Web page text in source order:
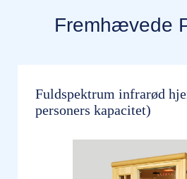
Fremhævede
Fuldspektrum infrarød
personers kapacitet)